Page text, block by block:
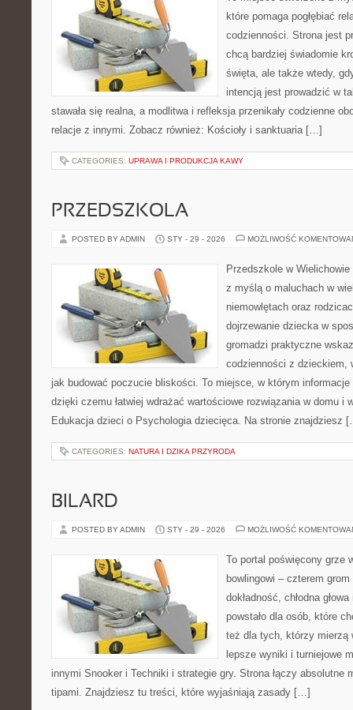
które pomaga pogłębiać
codzienności. Strona jest
chcą bardziej świadomie
święta, ale także wtedy,
intencją jest prowadzić w
stawała się realna, a modlitwa i refleksja przenikały codzienne
relacje z innymi. Zobacz również: Kościoły i sanktuaria […]
CATEGORIES: UPRAWA I PRODUKCJA KAWY
PRZEDSZKOLA
POSTED BY ADMIN STY - 29 - 2026 MOŻLIWOŚĆ
Przedszkole w
z myślą o maluchach w
niemowlętach oraz
dojrzewanie dziecka w
gromadzi praktyczne
codzienności z dzieckiem,
jak budować poczucie bliskości. To miejsce, w którym informacje
dzięki czemu łatwiej wdrażać wartościowe rozwiązania w domu i
Edukacja dzieci o Psychologia dziecięca. Na stronie znajdziesz
CATEGORIES: NATURA I DZIKA PRZYRODA
BILARD
POSTED BY ADMIN STY - 29 - 2026 MOŻLIWOŚĆ
To portal poświęcony grze
bowlingowi – czterem
dokładność, chłodna
powstało dla osób, które
też dla tych, którzy mierzą
lepsze wyniki i turniejowe
innymi Snooker i Techniki i strategie gry. Strona łączy absolutne
tipami. Znajdziesz tu treści, które wyjaśniają zasady […]